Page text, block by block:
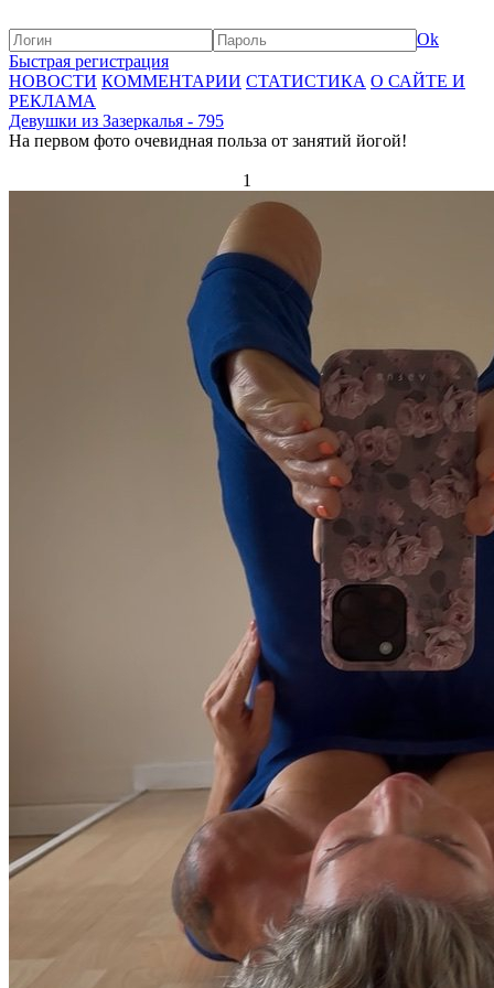
Ok
Быстрая регистрация
НОВОСТИ КОММЕНТАРИИ СТАТИСТИКА О САЙТЕ И
РЕКЛАМА
Девушки из Зазеркалья - 795
На первом фото очевидная польза от занятий йогой!
1